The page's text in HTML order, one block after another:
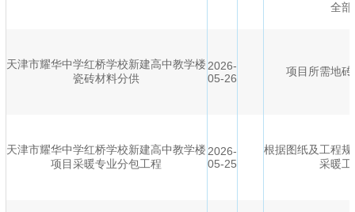
全部
天津市耀华中学红桥学校新建高中教学楼
瓷砖材料分供
2026-
05-26
项目所需地
天津市耀华中学红桥学校新建高中教学楼
项目采暖专业分包工程
2026-
05-25
根据图纸及工程
采暖